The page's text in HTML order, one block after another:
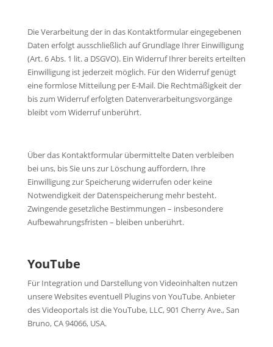
Die Verarbeitung der in das Kontaktformular eingegebenen
Daten erfolgt ausschließlich auf Grundlage Ihrer Einwilligung
(Art. 6 Abs. 1 lit. a DSGVO). Ein Widerruf Ihrer bereits erteilten
Einwilligung ist jederzeit möglich. Für den Widerruf genügt
eine formlose Mitteilung per E-Mail. Die Rechtmäßigkeit der
bis zum Widerruf erfolgten Datenverarbeitungsvorgänge
bleibt vom Widerruf unberührt.
Über das Kontaktformular übermittelte Daten verbleiben
bei uns, bis Sie uns zur Löschung auffordern, Ihre
Einwilligung zur Speicherung widerrufen oder keine
Notwendigkeit der Datenspeicherung mehr besteht.
Zwingende gesetzliche Bestimmungen – insbesondere
Aufbewahrungsfristen – bleiben unberührt.
YouTube
Für Integration und Darstellung von Videoinhalten nutzen
unsere Websites eventuell Plugins von YouTube. Anbieter
des Videoportals ist die YouTube, LLC, 901 Cherry Ave., San
Bruno, CA 94066, USA.